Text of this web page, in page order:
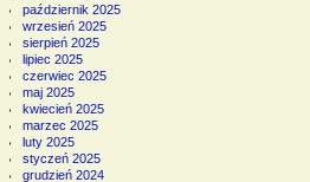
październik 2025
wrzesień 2025
sierpień 2025
lipiec 2025
czerwiec 2025
maj 2025
kwiecień 2025
marzec 2025
luty 2025
styczeń 2025
grudzień 2024